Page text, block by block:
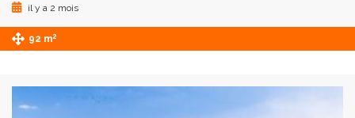
il y a 2 mois
92 m2